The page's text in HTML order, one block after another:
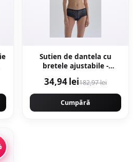
Sutien de dantela cu
bretele ajustabile -
34,94 lei182,97 lei
Cumpără